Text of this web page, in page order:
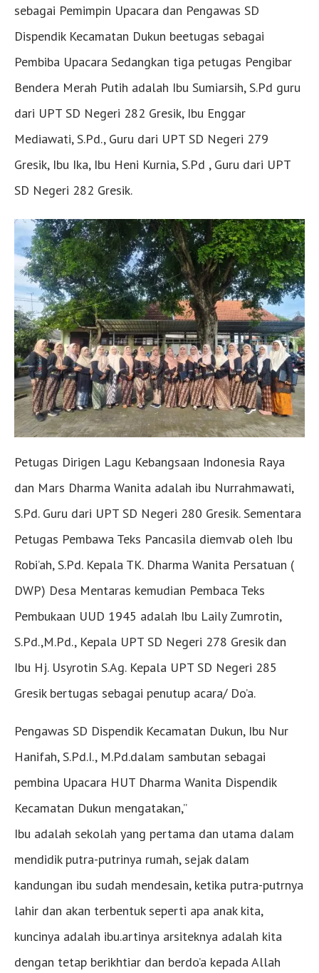
sebagai Pemimpin Upacara dan Pengawas SD
Dispendik Kecamatan Dukun beetugas sebagai
Pembiba Upacara Sedangkan tiga petugas Pengibar
Bendera Merah Putih adalah Ibu Sumiarsih, S.Pd guru
dari UPT SD Negeri 282 Gresik, Ibu Enggar
Mediawati, S.Pd., Guru dari UPT SD Negeri 279
Gresik, Ibu Ika, Ibu Heni Kurnia, S.Pd , Guru dari UPT
SD Negeri 282 Gresik.
Petugas Dirigen Lagu Kebangsaan Indonesia Raya
dan Mars Dharma Wanita adalah ibu Nurrahmawati,
S.Pd. Guru dari UPT SD Negeri 280 Gresik. Sementara
Petugas Pembawa Teks Pancasila diemvab oleh Ibu
Robi’ah, S.Pd. Kepala TK. Dharma Wanita Persatuan (
DWP) Desa Mentaras kemudian Pembaca Teks
Pembukaan UUD 1945 adalah Ibu Laily Zumrotin,
S.Pd.,M.Pd., Kepala UPT SD Negeri 278 Gresik dan
Ibu Hj. Usyrotin S.Ag. Kepala UPT SD Negeri 285
Gresik bertugas sebagai penutup acara/ Do’a.
Pengawas SD Dispendik Kecamatan Dukun, Ibu Nur
Hanifah, S.Pd.I., M.Pd.dalam sambutan sebagai
pembina Upacara HUT Dharma Wanita Dispendik
Kecamatan Dukun mengatakan,”
Ibu adalah sekolah yang pertama dan utama dalam
mendidik putra-putrinya rumah, sejak dalam
kandungan ibu sudah mendesain, ketika putra-putrnya
lahir dan akan terbentuk seperti apa anak kita,
kuncinya adalah ibu.artinya arsiteknya adalah kita
dengan tetap berikhtiar dan berdo’a kepada Allah